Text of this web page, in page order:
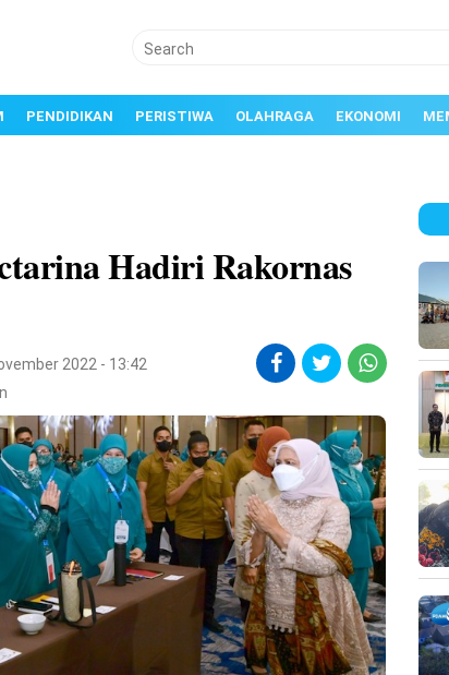
PENDIDIKAN PERISTIWA OLAHRAGA EKONOMI
Hadiri Rakornas
2022 - 13:42